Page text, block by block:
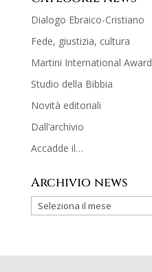
Dialogo Ebraico-Cristiano
Fede, giustizia, cultura
Martini International Award
Studio della Bibbia
Novità editoriali
Dall’archivio
Accadde il…
Archivio news